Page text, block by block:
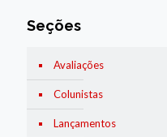
Seções
Avaliações
Colunistas
Lançamentos